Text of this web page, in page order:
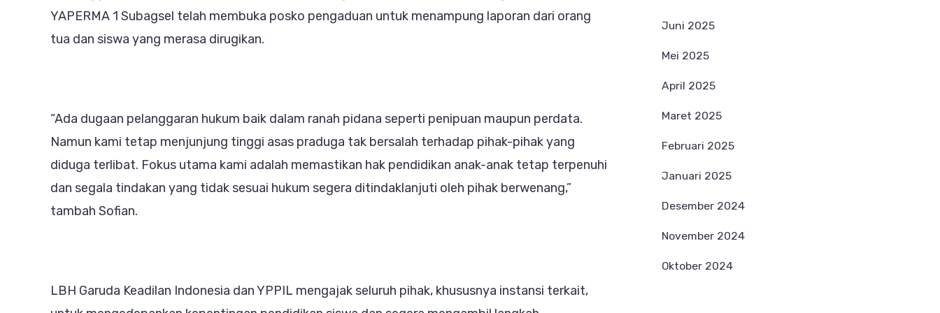
YAPERMA 1 Subagsel telah membuka posko pengaduan untuk menampung laporan dari orang
tua dan siswa yang merasa dirugikan.
“Ada dugaan pelanggaran hukum baik dalam ranah pidana seperti penipuan maupun perdata.
Namun kami tetap menjunjung tinggi asas praduga tak bersalah terhadap pihak-pihak yang
diduga terlibat. Fokus utama kami adalah memastikan hak pendidikan anak-anak tetap terpenuhi
dan segala tindakan yang tidak sesuai hukum segera ditindaklanjuti oleh pihak berwenang,”
tambah Sofian.
LBH Garuda Keadilan Indonesia dan YPPIL mengajak seluruh pihak, khususnya instansi terkait,
Juni 2025
Mei 2025
April 2025
Maret 2025
Februari 2025
Januari 2025
Desember 2024
November 2024
Oktober 2024